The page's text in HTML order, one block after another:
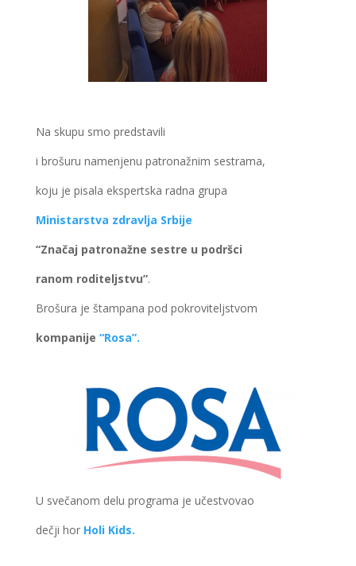
Na skupu smo predstavili
i brošuru namenjenu patronažnim sestrama,
koju je pisala ekspertska radna grupa
Ministarstva zdravlja Srbije
“Značaj patronažne sestre u podršci
ranom roditeljstvu”.
Brošura je štampana pod pokroviteljstvom
kompanije “Rosa”.
U svečanom delu programa je učestvovao
dečji hor Holi Kids.